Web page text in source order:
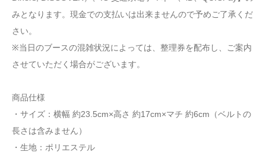
みとなります。現金での支払いは出来ませんので予めご了承くだ
さい。
※当日のブースの混雑状況によっては、整理券を配布し、ご案内
させていただく場合がございます。
商品仕様
・サイズ：横幅 約23.5cm×高さ 約17cm×マチ 約6cm（ベルトの
長さは含みません）
・生地：ポリエステル